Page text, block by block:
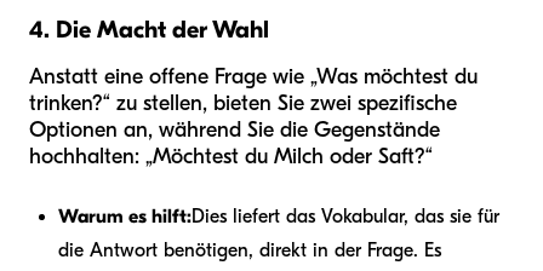
4. Die Macht der Wahl
Anstatt eine offene Frage wie „Was möchtest du
trinken?“ zu stellen, bieten Sie zwei spezifische
Optionen an, während Sie die Gegenstände
hochhalten: „Möchtest du Milch oder Saft?“
Warum es hilft:Dies liefert das Vokabular, das sie für
die Antwort benötigen, direkt in der Frage. Es